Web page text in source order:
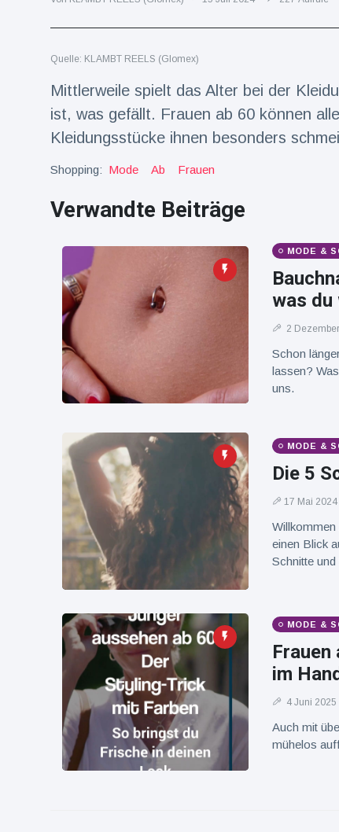
Reisen & Abenteuer (2252)
Neueste
Nachrichten
"Das alte
Fans
nach WM-
Aus
Jungstorch
Wendung
Vor WM-
und Hitze
in New
York
Quelle: KLAMBT REELS (Glomex)
Mittlerweile spielt das Alter bei der
ist, was gefällt. Frauen ab 60 können
Kleidungsstücke ihnen besonders
Shopping: Mode Ab Frauen
Verwandte Beiträge
MODE &
was
2
Schon
lassen?
uns.
MODE &
Die 5
17 Mai 2024
einen Blick
Schnitte
MODE &
im
4 Juni 2025
Auch mit
mühelos